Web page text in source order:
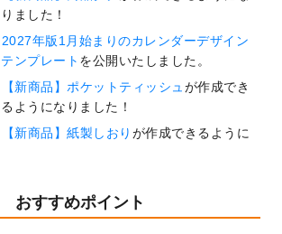
りました！
2027年版1月始まりのカレンダーデザイン
テンプレート を公開いたしました。
【新商品】ポケットティッシュが作成でき
るようになりました！
【新商品】紙製しおり が作成できるように
業効率を上げる便利な操作方法3選！
開いたしました。
おすすめポイント